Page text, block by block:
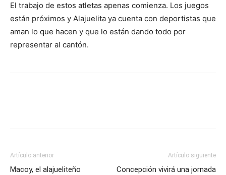
El trabajo de estos atletas apenas comienza. Los juegos
están próximos y Alajuelita ya cuenta con deportistas que
aman lo que hacen y que lo están dando todo por
representar al cantón.
Artículo anterior
Macoy, el alajueliteño
Artículo siguiente
Concepción vivirá una jornada